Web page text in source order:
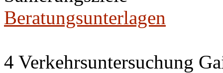
Beratungsunterlagen
4 Verkehrsuntersuchung